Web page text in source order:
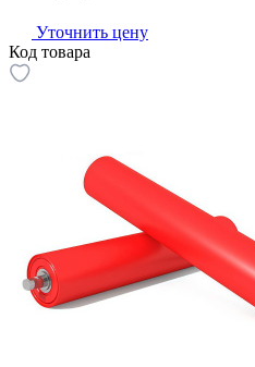
Уточнить цену
Код товара